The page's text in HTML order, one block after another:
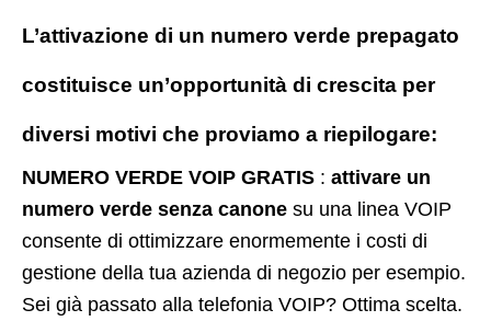
L’attivazione di un numero verde prepagato
costituisce un’opportunità di crescita per
diversi motivi che proviamo a riepilogare:
NUMERO VERDE VOIP GRATIS : attivare un
numero verde senza canone su una linea VOIP
consente di ottimizzare enormemente i costi di
gestione della tua azienda di negozio per esempio.
Sei già passato alla telefonia VOIP? Ottima scelta.